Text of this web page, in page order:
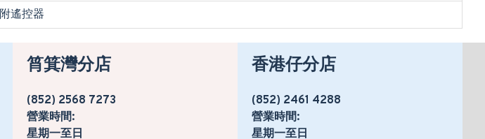
附遙控器
筲箕灣分店
(852) 2568 7273
營業時間:
星期一至日
香港仔分店
(852) 2461 4288
營業時間:
星期一至日